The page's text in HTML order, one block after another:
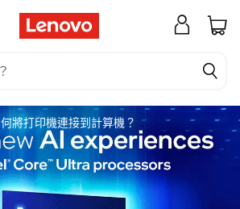
將打印機連接到計算機？